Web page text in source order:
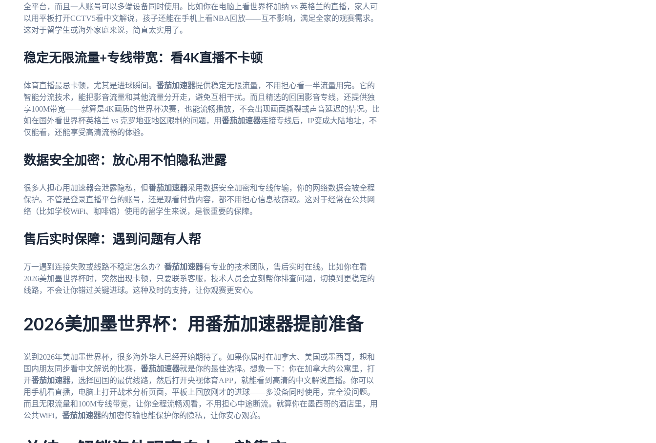
全平台，而且一人账号可以多端设备同时使用。比如你在电脑上看世界杯加纳 vs 英格兰的直播，家人可
以用平板打开CCTV5看中文解说，孩子还能在手机上看NBA回放——互不影响，满足全家的观赛需求。
这对于留学生或海外家庭来说，简直太实用了。
稳定无限流量+专线带宽：看4K直播不卡顿
体育直播最忌卡顿，尤其是进球瞬间。 番茄加速器提供稳定无限流量，不用担心看一半流量用完。它的
智能分流技术，能把影音流量和其他流量分开走，避免互相干扰。而且精选的回国影音专线，还提供独
享100M带宽——就算是4K画质的世界杯决赛，也能流畅播放，不会出现画面撕裂或声音延迟的情况。比
如在国外看世界杯英格兰 vs 克罗地亚地区限制的问题，用番茄加速器连接专线后，IP变成大陆地址，不
仅能看，还能享受高清流畅的体验。
数据安全加密：放心用不怕隐私泄露
很多人担心用加速器会泄露隐私，但番茄加速器采用数据安全加密和专线传输，你的网络数据会被全程
保护。不管是登录直播平台的账号，还是观看付费内容，都不用担心信息被窃取。这对于经常在公共网
络（比如学校WiFi、咖啡馆）使用的留学生来说，是很重要的保障。
售后实时保障：遇到问题有人帮
万一遇到连接失败或线路不稳定怎么办？ 番茄加速器有专业的技术团队，售后实时在线。比如你在看
2026美加墨世界杯时，突然出现卡顿，只要联系客服，技术人员会立刻帮你排查问题，切换到更稳定的
线路，不会让你错过关键进球。这种及时的支持，让你观赛更安心。
2026美加墨世界杯：用番茄加速器提前准备
说到2026年美加墨世界杯，很多海外华人已经开始期待了。如果你届时在加拿大、美国或墨西哥，想和
国内朋友同步看中文解说的比赛， 番茄加速器就是你的最佳选择。想象一下：你在加拿大的公寓里，打
开番茄加速器，选择回国的最优线路，然后打开央视体育APP，就能看到高清的中文解说直播。你可以
用手机看直播，电脑上打开战术分析页面，平板上回放刚才的进球——多设备同时使用，完全没问题。
而且无限流量和100M专线带宽，让你全程流畅观看，不用担心中途断流。就算你在墨西哥的酒店里，用
公共WiFi， 番茄加速器的加密传输也能保护你的隐私，让你安心观赛。